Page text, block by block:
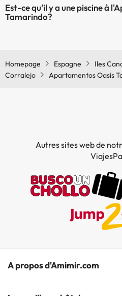
ne sont pas admis.
Est-ce qu'il y a une piscine à
Tamarindo?
Piscine (en été)
Homepage Espagne Iles
Corralejo
Apartamentos Oasis
Autres sites web de
A propos d'Amimir.com
Notre équipe